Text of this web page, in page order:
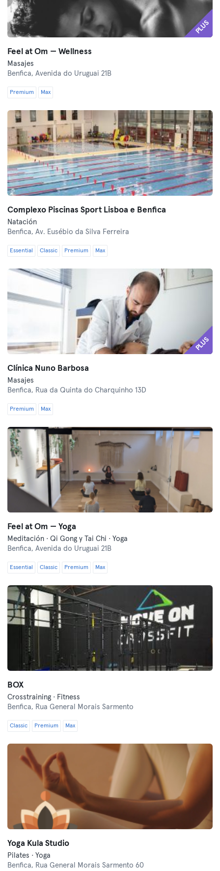
PLUS
Feel at Om — Wellness
Masajes
Benfica, Avenida do Uruguai 21B
Premium Max
Complexo Piscinas Sport Lisboa e Benfica
Natación
Benfica, Av. Eusébio da Silva Ferreira
Essential Classic Premium Max
PLUS
Clínica Nuno Barbosa
Masajes
Benfica, Rua da Quinta do Charquinho 13D
Premium Max
Feel at Om — Yoga
Meditación · Qi Gong y Tai Chi · Yoga
Benfica, Avenida do Uruguai 21B
Essential Classic Premium Max
BOX
Crosstraining · Fitness
Benfica, Rua General Morais Sarmento
Classic Premium Max
Yoga Kula Studio
Pilates · Yoga
Benfica, Rua General Morais Sarmento 60